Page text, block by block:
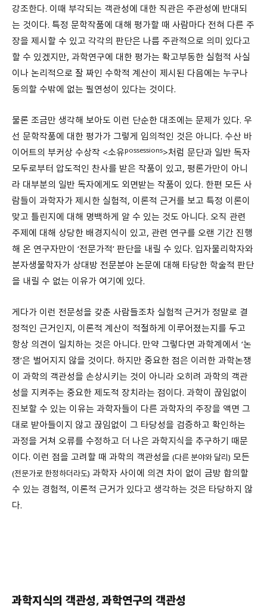
강조한다. 이때 부각되는 객관성에 대한 직관은 주관성에 반대되
는 것이다. 특정 문학작품에 대해 평가할 때 사람마다 전혀 다른 주
장을 제시할 수 있고 각각의 판단은 나름 주관적으로 의미 있다고
할 수 있겠지만, 과학연구에 대한 평가는 확고부동한 실험적 사실
이나 논리적으로 잘 짜인 수학적 계산이 제시된 다음에는 누구나
동의할 수밖에 없는 필연성이 있다는 것이다.
물론 조금만 생각해 보아도 이런 단순한 대조에는 문제가 있다. 우
선 문학작품에 대한 평가가 그렇게 임의적인 것은 아니다. 수산 바
이어트의 부커상 수상작 <소유possessions>처럼 문단과 일반 독자
모두로부터 압도적인 찬사를 받은 작품이 있고, 평론가만이 아니
라 대부분의 일반 독자에게도 외면받는 작품이 있다. 한편 모든 사
람들이 과학자가 제시한 실험적, 이론적 근거를 보고 특정 이론이
맞고 틀린지에 대해 명백하게 알 수 있는 것도 아니다. 오직 관련
주제에 대해 상당한 배경지식이 있고, 관련 연구를 오랜 기간 진행
해 온 연구자만이 ‘전문가적’ 판단을 내릴 수 있다. 입자물리학자와
분자생물학자가 상대방 전문분야 논문에 대해 타당한 학술적 판단
을 내릴 수 없는 이유가 여기에 있다.
게다가 이런 전문성을 갖춘 사람들조차 실험적 근거가 정말로 결
정적인 근거인지, 이론적 계산이 적절하게 이루어졌는지를 두고
항상 의견이 일치하는 것은 아니다. 만약 그렇다면 과학계에서 ‘논
쟁’은 벌어지지 않을 것이다. 하지만 중요한 점은 이러한 과학논쟁
이 과학의 객관성을 손상시키는 것이 아니라 오히려 과학의 객관
성을 지켜주는 중요한 제도적 장치라는 점이다. 과학이 끊임없이
진보할 수 있는 이유는 과학자들이 다른 과학자의 주장을 액면 그
대로 받아들이지 않고 끊임없이 그 타당성을 검증하고 확인하는
과정을 거쳐 오류를 수정하고 더 나은 과학지식을 추구하기 때문
이다. 이런 점을 고려할 때 과학의 객관성을 (다른 분야와 달리) 모든
(전문가로 한정하더라도) 과학자 사이에 의견 차이 없이 금방 합의할
수 있는 경험적, 이론적 근거가 있다고 생각하는 것은 타당하지 않
다.
과학지식의 객관성, 과학연구의 객관성